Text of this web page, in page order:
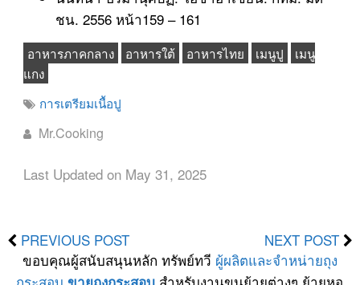
ชน. 2556 หน้า159 – 161
อาหารภาคกลาง อาหารใต้ อาหารไทย เมนูปู
เมนู
แกง
การเตรียมเนื้อปู
Mr.Cooking
Last Updated on May 31, 2025
PREVIOUS POST
NEXT POST
ขอบคุณผู้สนับสนุนหลัก ทรัพย์ทวี ผู้ผลิตและจำหน่ายถุง